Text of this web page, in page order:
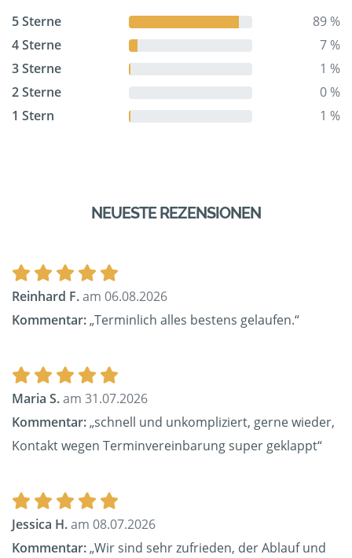
5 Sterne
89 %
4 Sterne
7 %
3 Sterne
1 %
2 Sterne
0 %
1 Stern
1 %
NEUESTE REZENSIONEN
Reinhard F.am 06.08.2026
Kommentar:„Terminlich alles bestens gelaufen.“
Maria S.am 31.07.2026
Kommentar:„schnell und unkompliziert, gerne wieder,
Kontakt wegen Terminvereinbarung super geklappt“
Jessica H.am 08.07.2026
Kommentar:„Wir sind sehr zufrieden, der Ablauf und